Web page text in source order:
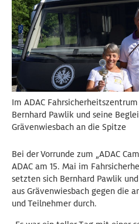
Im ADAC
Bernhard Pawlik und seine
Grävenwiesbach an die Spitze
Bei der Vorrunde zum „ADAC
ADAC am 15. Mai im
setzten sich Bernhard Pawlik
aus Grävenwiesbach gegen die
und Teilnehmer durch.